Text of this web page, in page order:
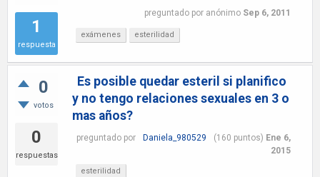
1
respuesta
preguntado por anónimo Sep 6, 2011
exámenes esterilidad
0
votos
0
respuestas
Es posible quedar esteril si planifico
y no tengo relaciones sexuales en 3 o
mas años?
preguntado por Daniela_980529 (160 puntos) Ene 6,
2015
esterilidad